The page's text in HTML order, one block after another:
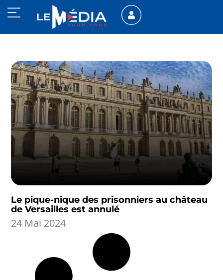
Le pique-nique des prisonniers au château
de Versailles est annulé
24 Mai 2024